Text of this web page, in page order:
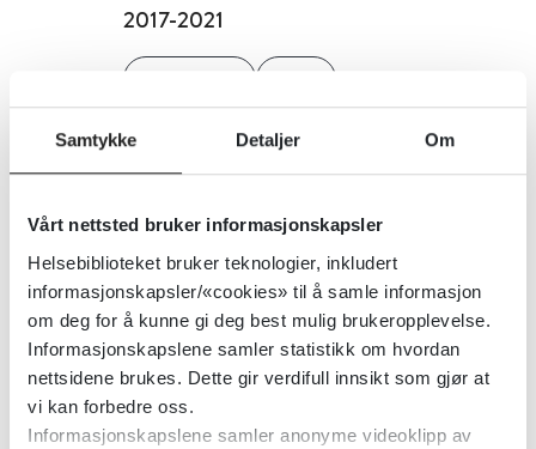
Samtykke Detaljer Om
Vårt nettsted bruker informasjonskapsler
Helsebiblioteket bruker teknologier, inkludert
informasjonskapsler/«cookies» til å samle informasjon
om deg for å kunne gi deg best mulig brukeropplevelse.
Informasjonskapslene samler statistikk om hvordan
nettsidene brukes. Dette gir verdifull innsikt som gjør at
vi kan forbedre oss.
Informasjonskapslene samler anonyme videoklipp av
2017-2021
Detaljer
Smittevernplan regiona - Helse
Sør-Øst
Helse Sør-Øst 2021